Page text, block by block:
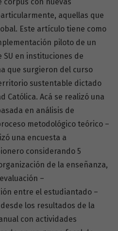
con nuevas
aquellas que
Este artículo tiene como
piloto de un
en instituciones de
que surgieron del curso
sustentable dictado
Católica. Acá se realizó una
en análisis de
metodológico teórico –
una encuesta a
considerando 5
de la enseñanza,
–
entre el estudiantado –
los resultados de la
con actividades